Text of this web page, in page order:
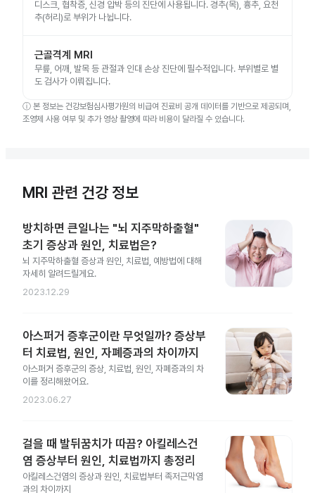
디스크, 협착증, 신경 압박 등의 진단에 사용됩니다. 경추(목), 흉추, 요천
추(허리)로 부위가 나뉩니다.
근골격계 MRI
무릎, 어깨, 발목 등 관절과 인대 손상 진단에 필수적입니다. 부위별로 별
도 검사가 이뤄집니다.
ⓘ 본 정보는 건강보험심사평가원의 비급여 진료비 공개 데이터를 기반으로 제공되며,
조영제 사용 여부 및 추가 영상 촬영에 따라 비용이 달라질 수 있습니다.
MRI 관련 건강 정보
방치하면 큰일나는 "뇌 지주막하출혈"
초기 증상과 원인, 치료법은?
뇌 지주막하출혈 증상과 원인, 치료법, 예방법에 대해
자세히 알려드릴게요.
2023.12.29
아스퍼거 증후군이란 무엇일까? 증상부
터 치료법, 원인, 자폐증과의 차이까지
아스퍼거 증후군의 증상, 치료법, 원인, 자폐증과의 차
이를 정리해왔어요.
2023.06.27
걸을 때 발뒤꿈치가 따끔? 아킬레스건
염 증상부터 원인, 치료법까지 총정리
아킬레스건염의 증상과 원인, 치료법부터 족저근막염
과의 차이까지